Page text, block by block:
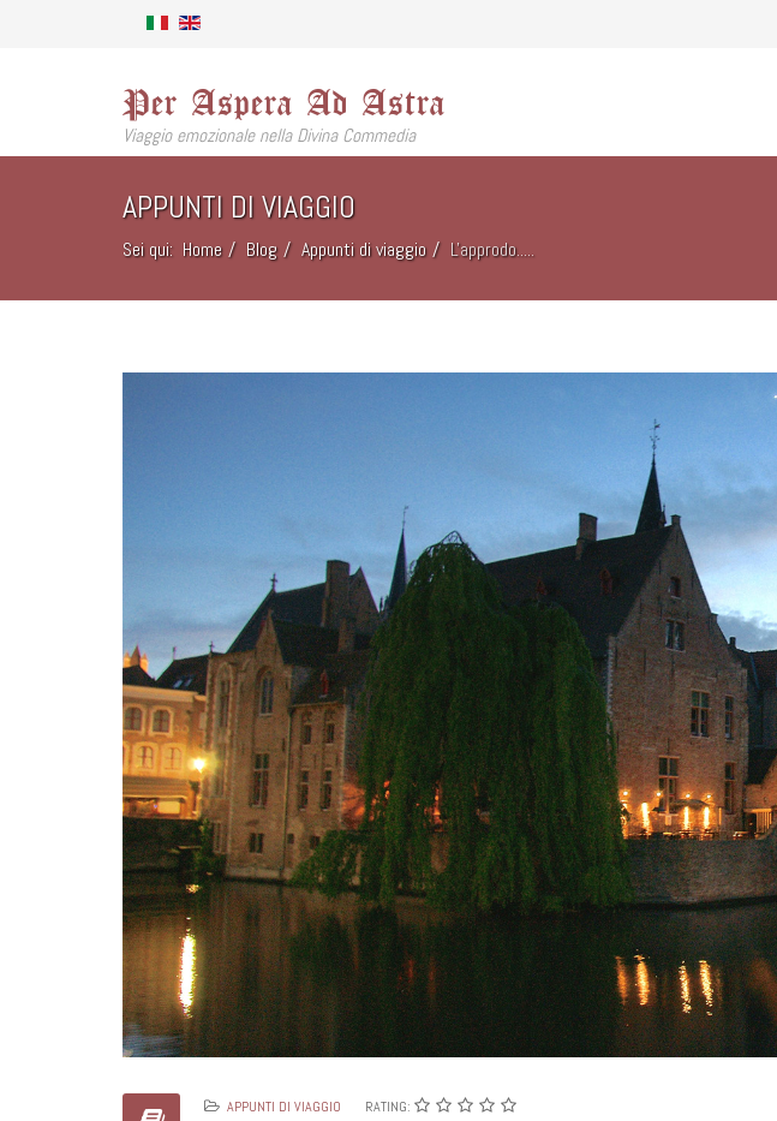
Per Aspera Ad Astra
Viaggio emozionale nella Divina Commedia
APPUNTI DI VIAGGIO
Sei qui: Home Blog Appunti di viaggio L'approdo.....
APPUNTI DI VIAGGIO RATING: